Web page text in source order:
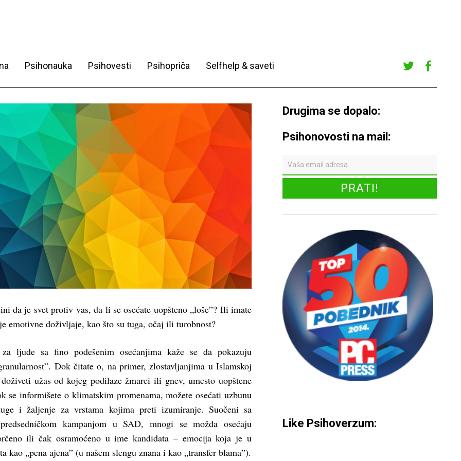
Psihonauka Psihovesti Psihopriča Selfhelp & saveti
r
ook
da je svet protiv vas, da li se osećate uopšteno „loše”? Ili imate
emotivne doživljaje, kao što su tuga, očaj ili turobnost?
ljude sa fino podešenim osećanjima kaže se da pokazuju
Dok čitate o, na primer, zlostavljanjima u Islamskoj
užas od kojeg podilaze žmarci ili gnev, umesto uopštene
se informišete o klimatskim promenama, možete osećati uzbunu
i žaljenje za vrstama kojima preti izumiranje. Suočeni sa
kampanjom u SAD, mnogi se možda osećaju
ili čak osramoćeno u ime kandidata ­– emocija koja je u
kao „pena ajena” (u našem slengu znana i kao „transfer blama”).
Drugima se dopalo:
Psihonovosti na mail:
Like Psihoverzum: